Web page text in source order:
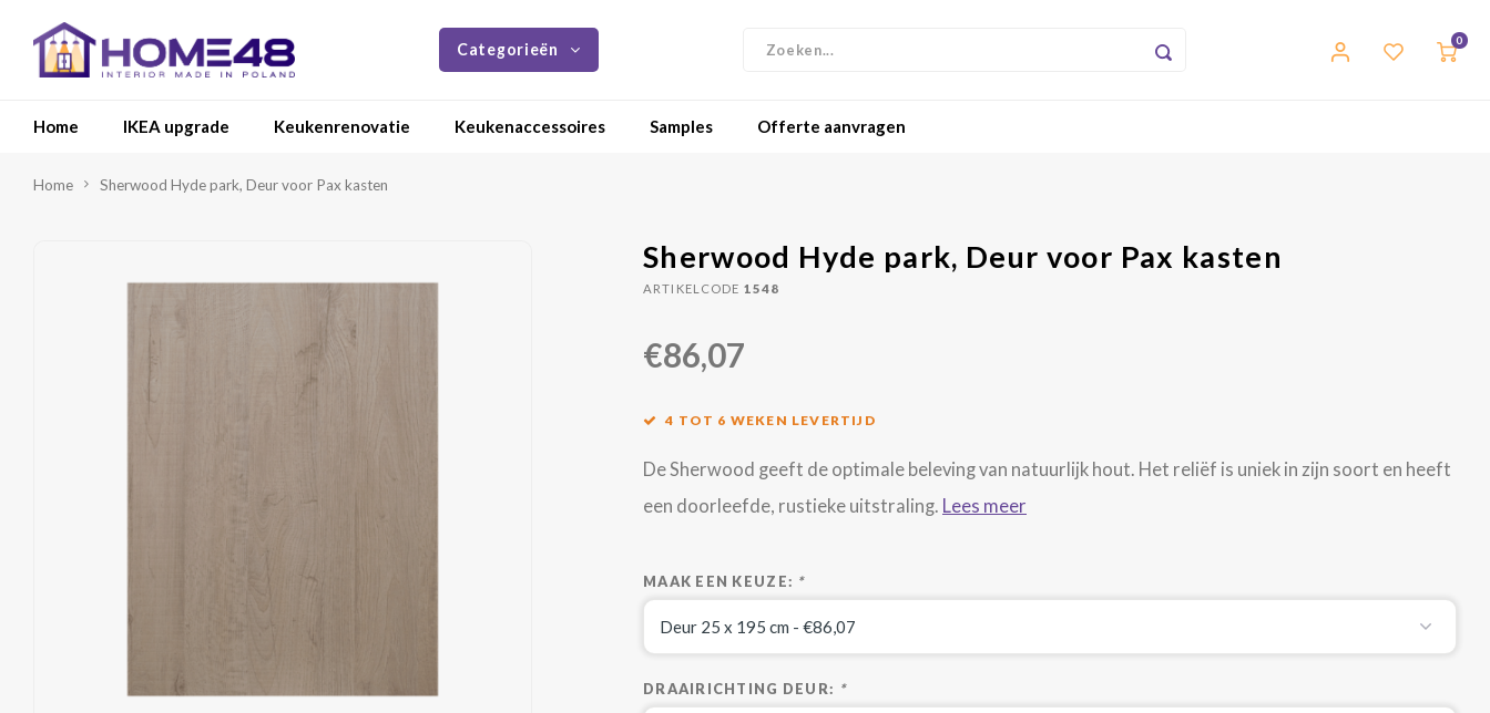
Categorieën 0
Home IKEA upgrade Keukenrenovatie Keukenaccessoires Samples Offerte aanvragen
Home Sherwood Hyde park, Deur voor Pax kasten
Sherwood Hyde park, Deur voor Pax kasten
ARTIKELCODE 1548
€86,07
4 TOT 6 WEKEN LEVERTIJD
De Sherwood geeft de optimale beleving van natuurlijk hout. Het reliëf is uniek in zijn soort en heeft
een doorleefde, rustieke uitstraling. Lees meer
MAAK EEN KEUZE: *
DRAAIRICHTING DEUR: *